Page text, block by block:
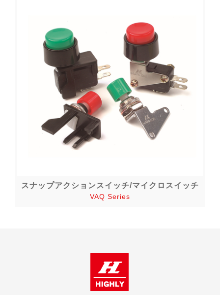
スナップアクションスイッチ/マイクロスイッチ
VAQ Series